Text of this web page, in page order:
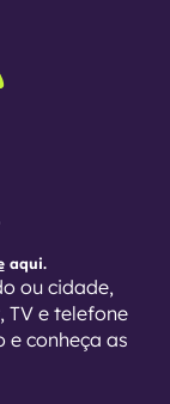
aqui.
ou cidade,
TV e telefone
e conheça as